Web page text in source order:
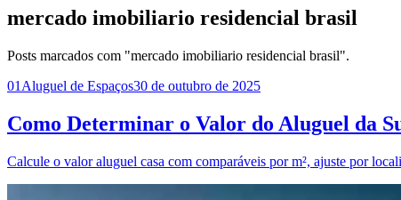
mercado imobiliario residencial brasil
Posts marcados com "mercado imobiliario residencial brasil".
01 Aluguel de Espaços30 de outubro de 2025
Como Determinar o Valor do Aluguel da
Calcule o valor aluguel casa com comparáveis por m², ajuste por